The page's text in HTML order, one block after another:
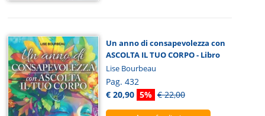
Un anno di consapevolezza con
ASCOLTA IL TUO CORPO - Libro
Lise Bourbeau
Pag. 432
€ 20,90 5% € 22,00